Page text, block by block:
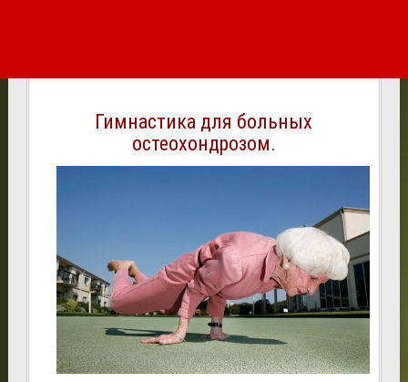
Гимнастика для больных
остеохондрозом.